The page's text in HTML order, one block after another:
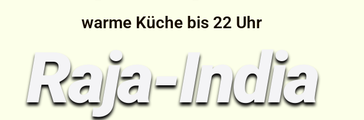
warme Küche bis 22 Uhr
Raja-India